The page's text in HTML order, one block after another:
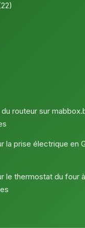
routeur sur
la prise électrique en
le thermostat du four